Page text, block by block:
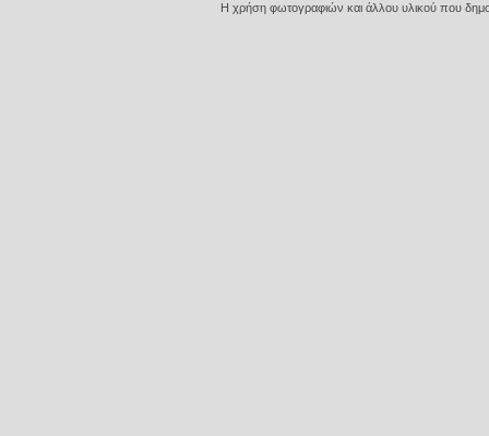
Η χρήση φωτογραφιών και άλλου υλικού που